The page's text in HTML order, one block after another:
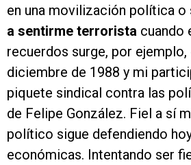
en una movilización política o
a sentirme terrorista cuando
recuerdos surge, por ejemplo,
diciembre de 1988 y mi
piquete sindical contra las
de Felipe González. Fiel a sí
político sigue defendiendo
económicas. Intentando ser